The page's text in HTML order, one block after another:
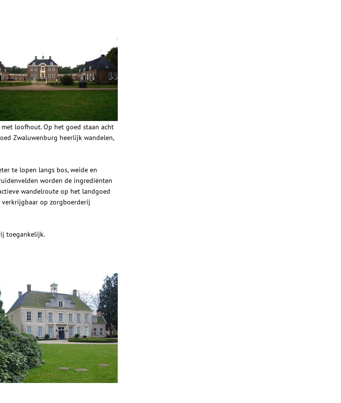
loofhout. Op het goed staan acht
Zwaluwenburg heerlijk wandelen,
te lopen langs bos, weide en
worden de ingrediënten
wandelroute op het landgoed
op zorgboerderij
toegankelijk.